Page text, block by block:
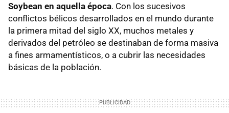
Soybean en aquella época. Con los sucesivos
conflictos bélicos desarrollados en el mundo durante
la primera mitad del siglo XX, muchos metales y
derivados del petróleo se destinaban de forma masiva
a fines armamentísticos, o a cubrir las necesidades
básicas de la población.